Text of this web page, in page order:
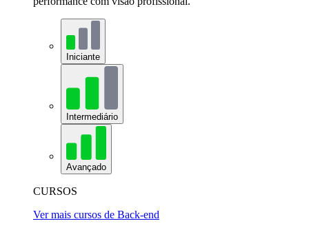
Iniciante
Intermediário
Avançado
CURSOS
Ver mais cursos de Back-end